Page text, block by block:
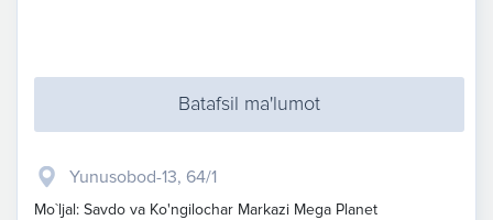
Batafsil ma'lumot
Yunusobod-13, 64/1
Mo`ljal: Savdo va Ko'ngilochar Markazi Mega Planet